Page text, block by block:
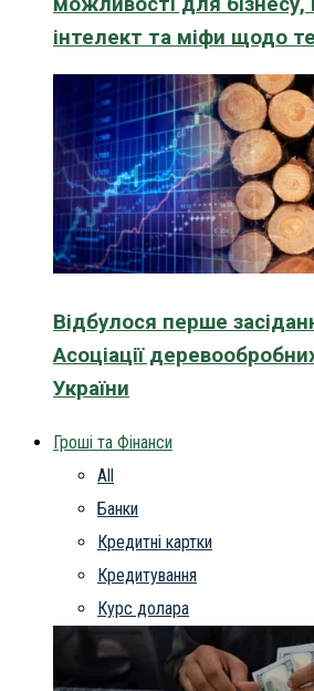
інтелект та міфи щодо
Відбулося перше
Асоціації
України
Гроші та Фінанси
All
Банки
Кредитні картки
Кредитування
Курс долара